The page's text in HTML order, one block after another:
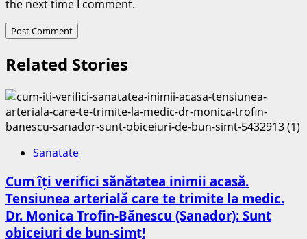
the next time I comment.
Related Stories
Sanatate
Cum îți verifici sănătatea inimii acasă.
Tensiunea arterială care te trimite la medic.
Dr. Monica Trofin-Bănescu (Sanador): Sunt
obiceiuri de bun-simț!